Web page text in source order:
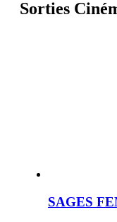
Sorties
SAGES